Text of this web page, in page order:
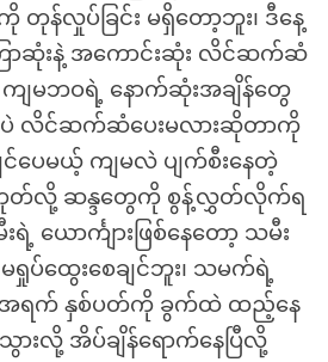
န်လှုပ်ခြင်း မရှိတော့ဘူး၊ ဒီနေ့
ာဆုံးနဲ့ အကောင်းဆုံး လိင်ဆက်ဆံ
ကျမဘဝရဲ့ နောက်ဆုံးအချိန်တွေ
လိင်ဆက်ဆံပေးမလားဆိုတာကို
ေမယ့် ကျမလဲ ပျက်စီးနေတဲ့
ဟုတ်လို့ ဆန္ဒတွေကို စွန့်လွှတ်လိုက်ရ
ယောင်္ကျားဖြစ်နေတော့ သမီး
ရှုပ်ထွေးစေချင်ဘူး၊ သမက်ရဲ့
း အရက် နှစ်ပတ်ကို ခွက်ထဲ ထည့်နေ
သွားလို့ အိပ်ချိန်ရောက်နေပြီလို့